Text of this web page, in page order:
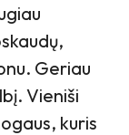
Geriau
Vieniši
kuris